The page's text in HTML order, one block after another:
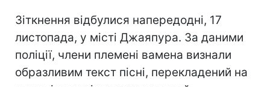
Зіткнення відбулися напередодні, 17
листопада, у місті Джаяпура. За даними
поліції, члени племені вамена визнали
образливим текст пісні, перекладений на